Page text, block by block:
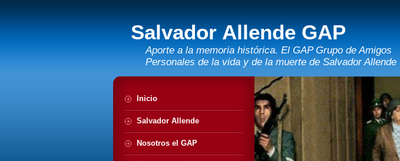
Salvador Allende GAP
Aporte a la memoria histórica. El GAP Grupo de Amigos
Personales de la vida y de la muerte de Salvador Allende
Inicio
Salvador Allende
Nosotros el GAP